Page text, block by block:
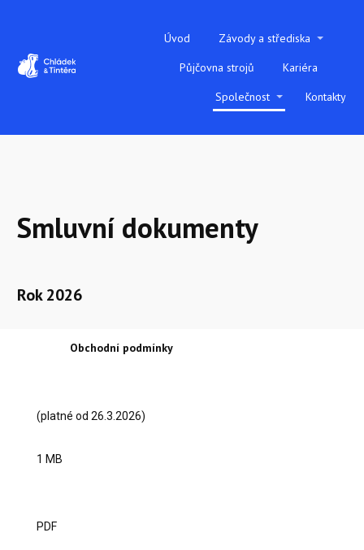
Úvod
Závody a střediska
Půjčovna strojů
Kariéra
Společnost
Kontakty
Smluvní dokumenty
Rok 2026
Obchodní podmínky
(platné od 26.3.2026)
1 MB
PDF